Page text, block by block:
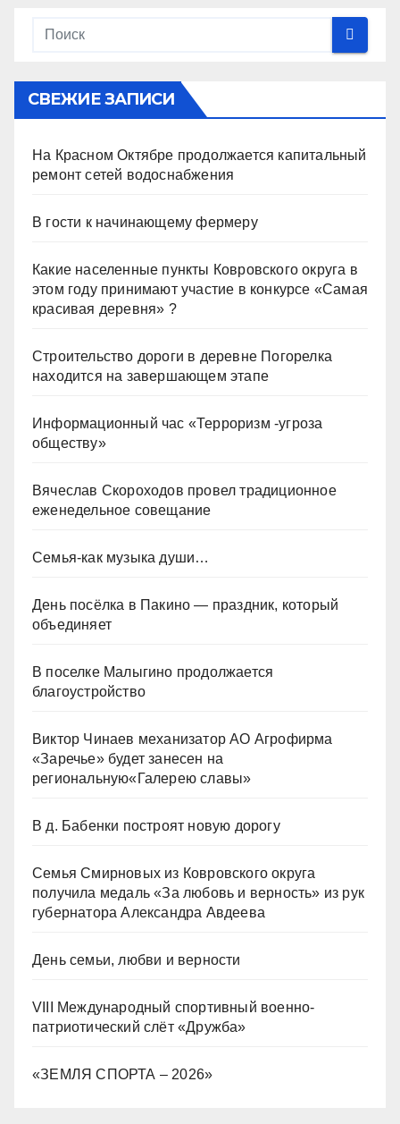
СВЕЖИЕ ЗАПИСИ
На Красном Октябре продолжается капитальный
ремонт сетей водоснабжения
В гости к начинающему фермеру
Какие населенные пункты Ковровского округа в
этом году принимают участие в конкурсе «Самая
красивая деревня» ?
Строительство дороги в деревне Погорелка
находится на завершающем этапе
Информационный час «Терроризм -угроза
обществу»
Вячеслав Скороходов провел традиционное
еженедельное совещание
Семья-как музыка души…
День посёлка в Пакино — праздник, который
объединяет
В поселке Малыгино продолжается
благоустройство
Виктор Чинаев механизатор АО Агрофирма
«Заречье» будет занесен на
региональную«Галерею славы»
В д. Бабенки построят новую дорогу
Семья Смирновых из Ковровского округа
получила медаль «За любовь и верность» из рук
губернатора Александра Авдеева
День семьи, любви и верности
VIII Международный спортивный военно-
патриотический слёт «Дружба»
«ЗЕМЛЯ СПОРТА – 2026»